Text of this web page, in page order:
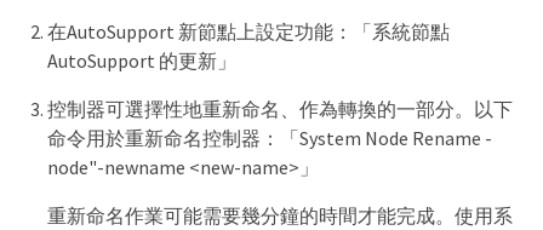
在AutoSupport 新節點上設定功能：「系統節點
AutoSupport 的更新」
控制器可選擇性地重新命名、作為轉換的一部分。以下
命令用於重新命名控制器：「System Node Rename -
node"-newname <new-name>」
重新命名作業可能需要幾分鐘的時間才能完成。使用系